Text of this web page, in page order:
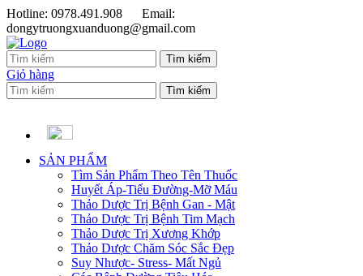
Hotline: 0978.491.908
Email:
dongytruongxuanduong@gmail.com
Giỏ hàng
SẢN PHẨM
Tìm Sản Phẩm Theo Tên Thuốc
Huyết Áp-Tiểu Đường-Mỡ Máu
Thảo Dược Trị Bệnh Gan - Mật
Thảo Dược Trị Bệnh Tim Mạch
Thảo Dược Trị Xương Khớp
Thảo Dược Chăm Sóc Sắc Đẹp
Suy Nhược- Stress- Mất Ngủ